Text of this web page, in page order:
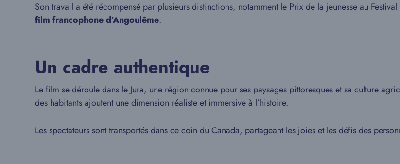
Son travail a été récompensé par plusieurs distinctions, notamment le Prix de la jeunesse au
film francophone d’Angoulême.
Un cadre authentique
Le film se déroule dans le Jura, une région connue pour ses paysages pittoresques et sa culture
des habitants ajoutent une dimension réaliste et immersive à l’histoire.
Les spectateurs sont transportés dans ce coin du Canada, partageant les joies et les défis des